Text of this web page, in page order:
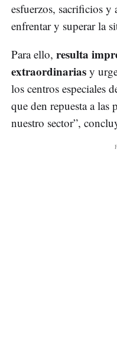
esfuerzos, sacrificios y
enfrentar y superar la
Para ello, resulta
extraordinarias y
los centros especiales
que den repuesta a las
nuestro sector”,